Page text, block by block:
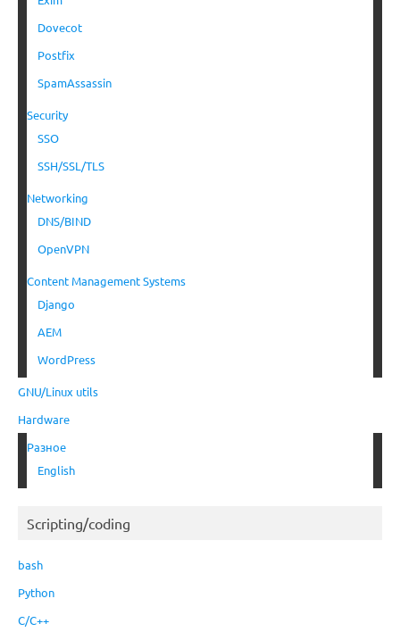
Dovecot
Postfix
SpamAssassin
Security
SSO
SSH/SSL/TLS
Networking
DNS/BIND
OpenVPN
Content Management Systems
Django
AEM
WordPress
GNU/Linux utils
Hardware
Разное
English
Scripting/coding
bash
Python
C/C++